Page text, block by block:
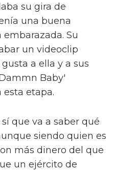
su gira de
una buena
embarazada. Su
un videoclip
a ella y a sus
Baby'
etapa.
que va a saber qué
siendo quien es
más dinero del que
un ejército de